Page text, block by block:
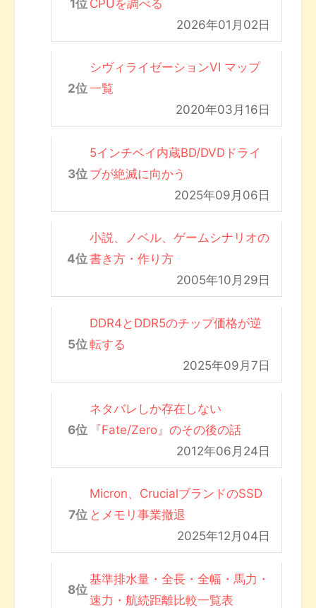
CPUを調べる
2026年01月02日
シヴィライゼーションVI マップ
一覧
2020年03月16日
5インチベイ内蔵BD/DVDドライ
ブが絶滅に向かう
2025年09月06日
小説、ノベル、ゲームシナリオの
書き方・作り方
2005年10月29日
DDR4とDDR5のチップ価格が逆
転する
2025年09月7日
ネタバレしか存在しない
『Fate/Zero』のその後の話
2012年06月24日
Micron、CrucialブランドのSSD
とメモリ事業撤退
2025年12月04日
基準排水量・全長・全幅・馬力・
速力・航続距離比較一覧表